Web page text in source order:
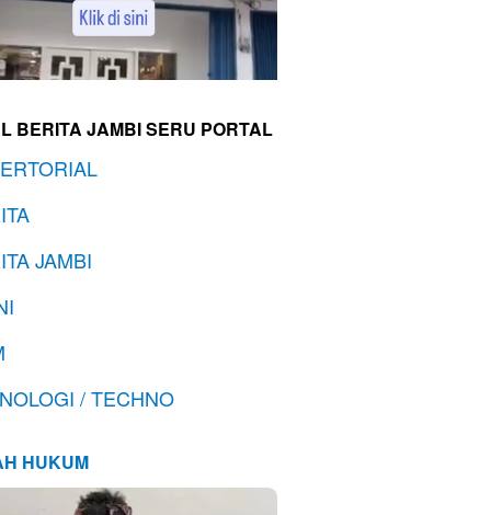
BERITA JAMBI SERU PORTAL
JAMBI
/ TECHNO
HUKUM